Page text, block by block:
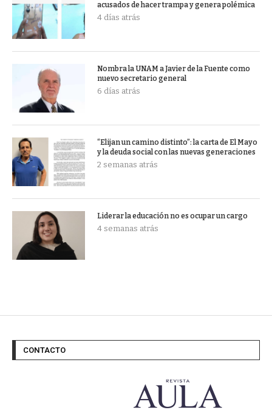
acusados de hacer trampa y genera polémica
4 días atrás
Nombra la UNAM a Javier de la Fuente como
nuevo secretario general
6 días atrás
“Elijan un camino distinto”: la carta de El Mayo
y la deuda social con las nuevas generaciones
2 semanas atrás
Liderar la educación no es ocupar un cargo
4 semanas atrás
CONTACTO